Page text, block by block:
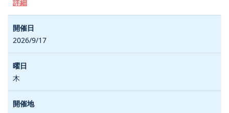
詳細
2026/9/17
木